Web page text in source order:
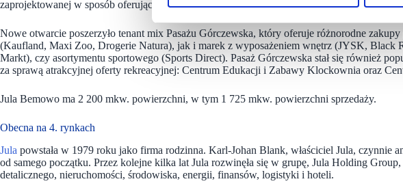
zaprojektowanej w sposób oferujący wygodne i intuicyjne zakupy.
Nowe otwarcie poszerzyło tenant mix Pasażu Górczewska, który oferuje różnorodne
(Kaufland, Maxi Zoo, Drogerie Natura), jak i marek z wyposażeniem wnętrz (JYSK, Black
Markt), czy asortymentu sportowego (Sports Direct). Pasaż Górczewska stał się również
za sprawą atrakcyjnej oferty rekreacyjnej: Centrum Edukacji i Zabawy Klockownia oraz
Jula Bemowo ma 2 200 mkw. powierzchni, w tym 1 725 mkw. powierzchni sprzedaży.
Obecna na 4. rynkach
Jula powstała w 1979 roku jako firma rodzinna. Karl-Johan Blank, właściciel Jula, czynnie
od samego początku. Przez kolejne kilka lat Jula rozwinęła się w grupę, Jula Holding Group,
detalicznego, nieruchomości, środowiska, energii, finansów, logistyki i hoteli.